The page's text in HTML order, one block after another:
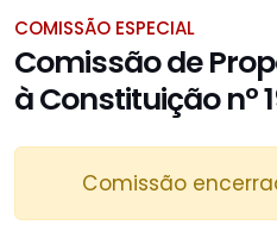
COMISSÃO ESPECIAL
Comissão de
à Constituição nº
Comissão